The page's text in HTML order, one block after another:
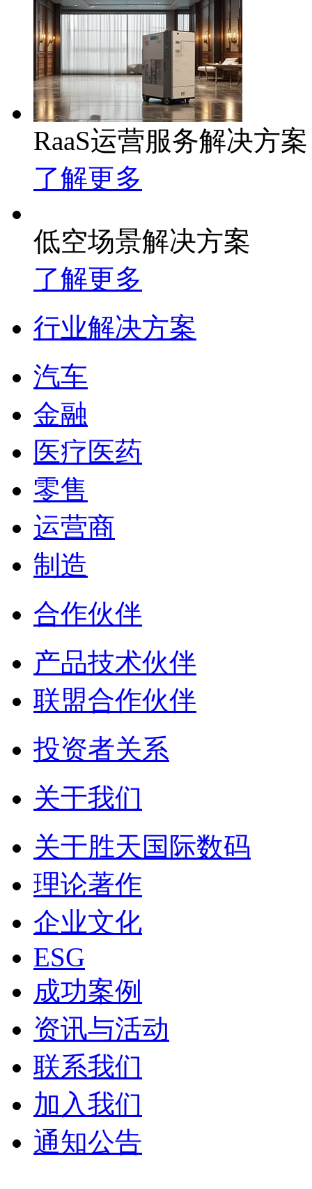
RaaS运营服务解决方案
了解更多
低空场景解决方案
了解更多
行业解决方案
汽车
金融
医疗医药
零售
运营商
制造
合作伙伴
产品技术伙伴
联盟合作伙伴
投资者关系
关于我们
关于胜天国际数码
理论著作
企业文化
ESG
成功案例
资讯与活动
联系我们
加入我们
通知公告